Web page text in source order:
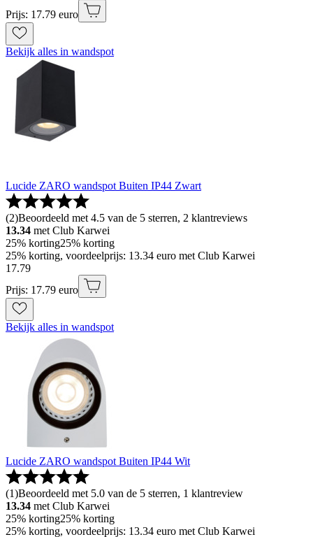
Prijs: 17.79 euro
Bekijk alles in wandspot
Lucide ZARO wandspot Buiten IP44 Zwart
(2)Beoordeeld met 4.5 van de 5 sterren, 2 klantreviews
13.34 met Club Karwei
25% korting25% korting
25% korting, voordeelprijs: 13.34 euro met Club Karwei
17.79
Prijs: 17.79 euro
Bekijk alles in wandspot
Lucide ZARO wandspot Buiten IP44 Wit
(1)Beoordeeld met 5.0 van de 5 sterren, 1 klantreview
13.34 met Club Karwei
25% korting25% korting
25% korting, voordeelprijs: 13.34 euro met Club Karwei